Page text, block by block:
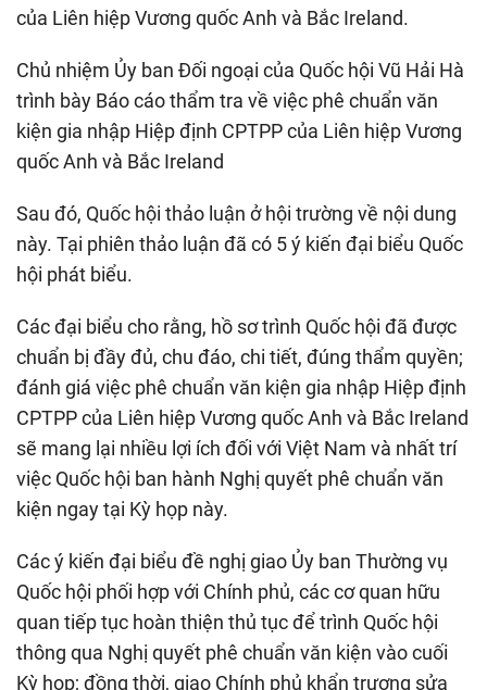
của Liên hiệp Vương quốc Anh và Bắc Ireland.
Chủ nhiệm Ủy ban Đối ngoại của Quốc hội Vũ Hải Hà
trình bày Báo cáo thẩm tra về việc phê chuẩn văn
kiện gia nhập Hiệp định CPTPP của Liên hiệp Vương
quốc Anh và Bắc Ireland
Sau đó, Quốc hội thảo luận ở hội trường về nội dung
này. Tại phiên thảo luận đã có 5 ý kiến đại biểu Quốc
hội phát biểu.
Các đại biểu cho rằng, hồ sơ trình Quốc hội đã được
chuẩn bị đầy đủ, chu đáo, chi tiết, đúng thẩm quyền;
đánh giá việc phê chuẩn văn kiện gia nhập Hiệp định
CPTPP của Liên hiệp Vương quốc Anh và Bắc Ireland
sẽ mang lại nhiều lợi ích đối với Việt Nam và nhất trí
việc Quốc hội ban hành Nghị quyết phê chuẩn văn
kiện ngay tại Kỳ họp này.
Các ý kiến đại biểu đề nghị giao Ủy ban Thường vụ
Quốc hội phối hợp với Chính phủ, các cơ quan hữu
quan tiếp tục hoàn thiện thủ tục để trình Quốc hội
thông qua Nghị quyết phê chuẩn văn kiện vào cuối
Kỳ họp; đồng thời, giao Chính phủ khẩn trương sửa